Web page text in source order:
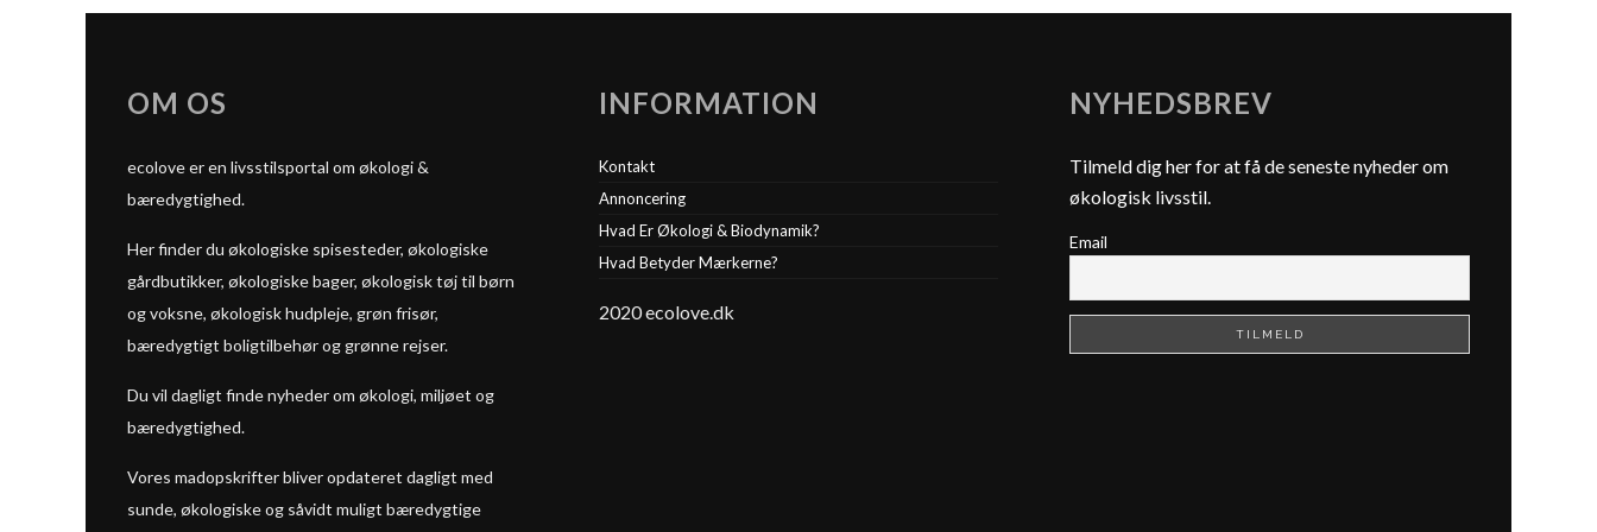
OM OS
ecolove er en livsstilsportal om økologi &
bæredygtighed.
Her finder du økologiske spisesteder, økologiske
gårdbutikker, økologiske bager, økologisk tøj til børn
og voksne, økologisk hudpleje, grøn frisør,
bæredygtigt boligtilbehør og grønne rejser.
Du vil dagligt finde nyheder om økologi, miljøet og
bæredygtighed.
Vores madopskrifter bliver opdateret dagligt med
sunde, økologiske og såvidt muligt bæredygtige
INFORMATION
Kontakt
Annoncering
Hvad Er Økologi & Biodynamik?
Hvad Betyder Mærkerne?
2020 ecolove.dk
NYHEDSBREV
Tilmeld dig her for at få de seneste nyheder om
økologisk livsstil.
Email